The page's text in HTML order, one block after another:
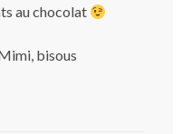
au chocolat
bisous